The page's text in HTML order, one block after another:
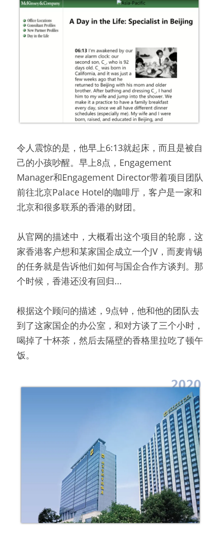
令人震惊的是，他早上6:13就起床，而且是被自
己的小孩吵醒。早上8点，Engagement
Manager和Engagement Director带着项目团队
前往北京Palace Hotel的咖啡厅，客户是一家和
北京和很多联系的香港的财团。
从官网的描述中，大概看出这个项目的轮廓，这
家香港客户想和某家国企成立一个JV，而麦肯锡
的任务就是告诉他们如何与国企合作方谈判。那
个时候，香港还没有回归...
根据这个顾问的描述，9点钟，他和他的团队去
到了这家国企的办公室，和对方谈了三个小时，
喝掉了十杯茶，然后去隔壁的香格里拉吃了顿午
饭。